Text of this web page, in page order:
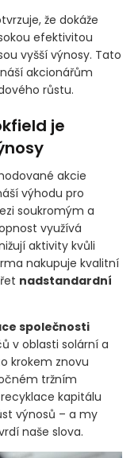
že dokáže
efektivitou
vyšší výnosy. Tato
akcionářům
růstu.
je
akcie
výhodu pro
soukromým a
využívá
aktivity kvůli
nakupuje kvalitní
nadstandardní
společnosti
v oblasti solární a
krokem znovu
tržním
kapitálu
výnosů – a my
naše slova.